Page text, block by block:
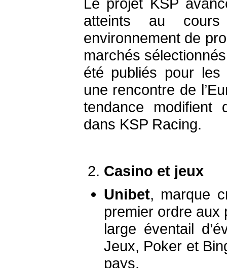
Le projet KSP
atteints au
environnement de
marchés
été publiés pour les
une rencontre de
tendance modifient
dans KSP Racing.
Casino et jeux
Unibet, marque
premier ordre aux
large éventail
Jeux, Poker et
pays.